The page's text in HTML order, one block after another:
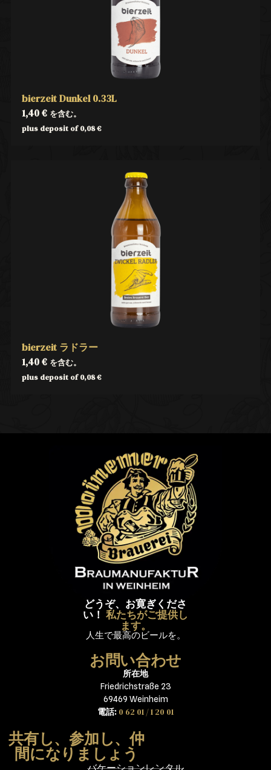
bierzeit Dunkel 0.33L
1,40€ を含む。
plus deposit of0,08€
bierzeit ラドラー
1,40€ を含む。
plus deposit of0,08€
どうぞ、お寛ぎくださ
い！ 私たちがご提供し
ます。
人生で最高のビールを。
お問い合わせ
所在地
Friedrichstraße 23
69469 Weinheim
電話: 0 62 01 / 1 20 01
共有し、参加し、仲
間になりましょう